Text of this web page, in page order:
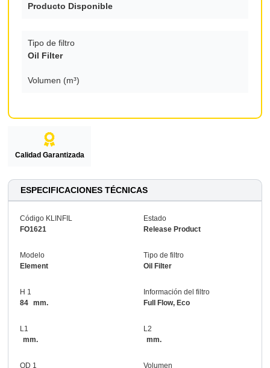
Producto Disponible
Tipo de filtro
Oil Filter
Volumen (m³)
Calidad Garantizada
ESPECIFICACIONES TÉCNICAS
Código KLINFIL
FO1621
Estado
Release Product
Modelo
Element
Tipo de filtro
Oil Filter
H 1
84 mm.
Información del filtro
Full Flow, Eco
L1
mm.
L2
mm.
OD 1 Volumen